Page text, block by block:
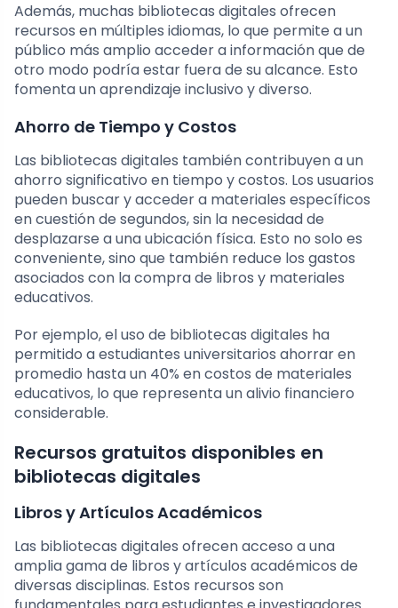
Además, muchas bibliotecas digitales ofrecen
recursos en múltiples idiomas, lo que permite a un
público más amplio acceder a información que de
otro modo podría estar fuera de su alcance. Esto
fomenta un aprendizaje inclusivo y diverso.
Ahorro de Tiempo y Costos
Las bibliotecas digitales también contribuyen a un
ahorro significativo en tiempo y costos. Los usuarios
pueden buscar y acceder a materiales específicos
en cuestión de segundos, sin la necesidad de
desplazarse a una ubicación física. Esto no solo es
conveniente, sino que también reduce los gastos
asociados con la compra de libros y materiales
educativos.
Por ejemplo, el uso de bibliotecas digitales ha
permitido a estudiantes universitarios ahorrar en
promedio hasta un 40% en costos de materiales
educativos, lo que representa un alivio financiero
considerable.
Recursos gratuitos disponibles en
bibliotecas digitales
Libros y Artículos Académicos
Las bibliotecas digitales ofrecen acceso a una
amplia gama de libros y artículos académicos de
diversas disciplinas. Estos recursos son